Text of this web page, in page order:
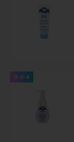
0-0-4